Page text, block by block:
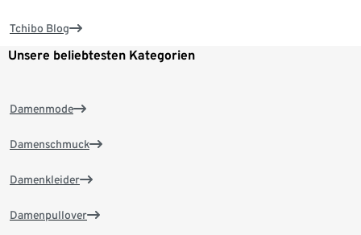
Tchibo Blog
Unsere beliebtesten Kategorien
Damenmode
Damenschmuck
Damenkleider
Damenpullover